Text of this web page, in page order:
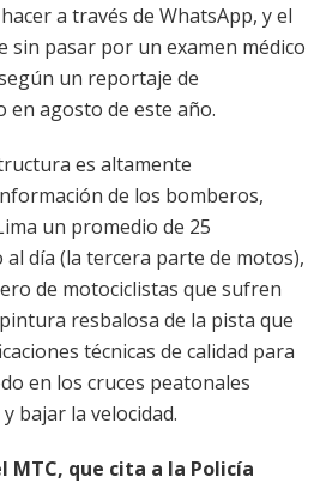
a través de WhatsApp, y el
sin pasar por un examen médico
un reportaje de
en agosto de este año.
es altamente
de los bomberos,
un promedio de 25
día (la tercera parte de motos),
de motociclistas que sufren
resbalosa de la pista que
técnicas de calidad para
en los cruces peatonales
bajar la velocidad.
MTC, que cita a la Policía